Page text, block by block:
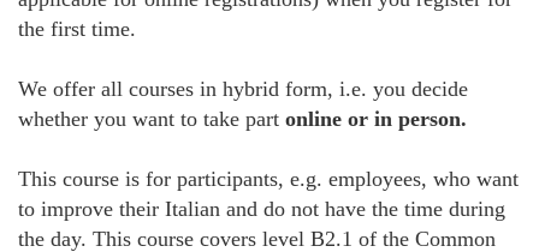
the first time.
We offer all courses in hybrid form, i.e. you decide
whether you want to take part online or in person.
This course is for participants, e.g. employees, who want
to improve their Italian and do not have the time during
the day. This course covers level B2.1 of the Common